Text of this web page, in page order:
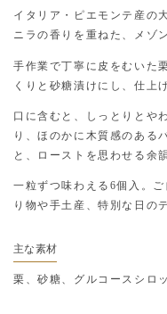
イタリア・ピエモンテ産の
ニラの香りを重ねた、メゾ
手作業で丁寧に皮をむいた
くりと砂糖漬けにし、仕上
口に含むと、しっとりとや
り、ほのかに木質感のある
と、ローストを思わせる余
一粒ずつ味わえる6個入。
り物や手土産、特別な日の
主な素材
栗、砂糖、グルコースシロ